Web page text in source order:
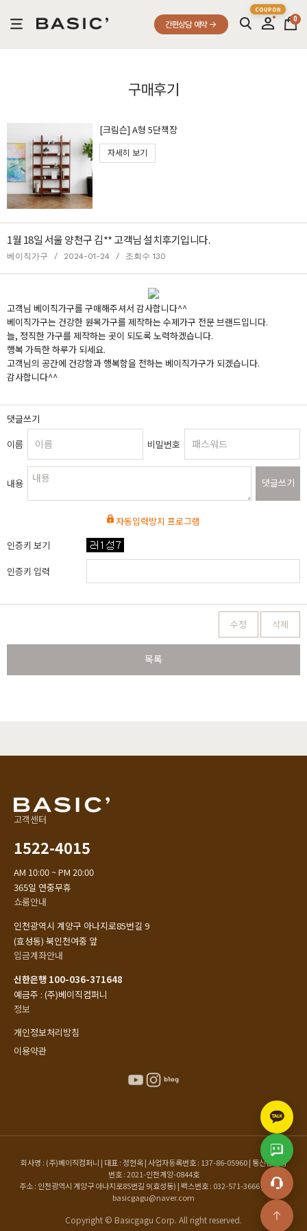
간편상담 예약
0
구매후기
[크림슨] A형 5단책장
자세히 보기
1월 18일 서울 양천구 김** 고객님 설치후기입니다.
베이직가구 / 2024-01-24 / 조회수 130
고객님 베이직가구를 구매해주셔서 감사합니다^^
베이직가구는 건강한 원목가구를 제작하는 수제가구 전문 브랜드입니다.
늘, 정직한 가구를 제작하는 곳이 되도록 노력하겠습니다.
행복 가득한 하루가 되세요.
고객님의 공간에 건강함과 행복함을 전하는 베이직가구가 되겠습니다.
감사합니다^^
댓글쓰기
이름
비밀번호
내용 댓글쓰기
자동입력방지 프로그램
인증키 보기
인증키 입력
수정 삭제
목록
고객센터
1522-4015
AM 10:00 ~ PM 20:00
365일 연중무휴
쇼룸안내
인천광역시 계양구 아나지로85번길 9
(효성동) 북인천여중 앞
입금계좌안내
신한은행 100-036-371648
예금주 : (주)베이직컴퍼니
정보
개인정보처리방침
이용약관
회사명 : (주)베이직컴퍼니 | 대표 : 정현옥 | 사업자등록번호 : 137-86-05960 | 통신판매업
번호 : 2021-인천계양-0844호
주소 : 인천광역시 계양구 아나지로85번길 9(효성동) | 팩스번호 : 032-571-3666 | 이메일 :
basicgagu@naver.com
Copyright © Basicgagu Corp. All right reserved.